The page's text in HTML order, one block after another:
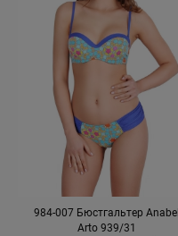
984-007 Бюстгальтер Anabel
Arto 939/31